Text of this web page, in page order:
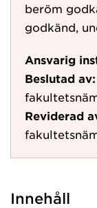
beröm
godkänd,
Ansvarig
Beslutad av:
Reviderad
Innehåll